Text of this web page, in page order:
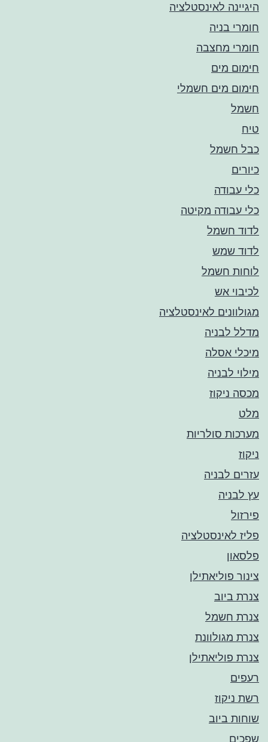
היגיינה לאינסטלציה
חומרי בניה
חומרי מחצבה
חימום מים
חימום מים חשמלי
חשמל
טיח
כבל חשמל
כיורים
כלי עבודה
כלי עבודה מקיטה
לדוד חשמל
לדוד שמש
לוחות חשמל
לכיבוי אש
מגולוונים לאינסטלציה
מדלל לבניה
מיכלי אסלה
מילוי לבניה
מכסה ניקוז
מלט
מערכות סולריות
ניקוז
עזרים לבניה
עץ לבניה
פירזול
פליז לאינסטלציה
פלסאון
צינור פוליאתילן
צנרת ביוב
צנרת חשמל
צנרת מגולוונת
צנרת פוליאתילן
רעפים
רשת ניקוז
שוחות ביוב
שפכים